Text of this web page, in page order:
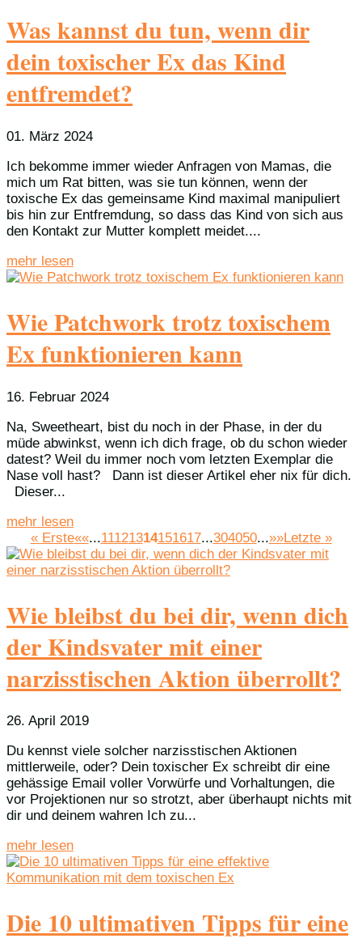
Was kannst du tun, wenn dir
dein toxischer Ex das Kind
entfremdet?
01. März 2024
Ich bekomme immer wieder Anfragen von Mamas, die
mich um Rat bitten, was sie tun können, wenn der
toxische Ex das gemeinsame Kind maximal manipuliert
bis hin zur Entfremdung, so dass das Kind von sich aus
den Kontakt zur Mutter komplett meidet....
mehr lesen
Wie Patchwork trotz toxischem
Ex funktionieren kann
16. Februar 2024
Na, Sweetheart, bist du noch in der Phase, in der du
müde abwinkst, wenn ich dich frage, ob du schon wieder
datest? Weil du immer noch vom letzten Exemplar die
Nase voll hast? Dann ist dieser Artikel eher nix für dich.
Dieser...
mehr lesen
« Erste««...11121314151617...304050...»»Letzte »
Wie bleibst du bei dir, wenn dich
der Kindsvater mit einer
narzisstischen Aktion überrollt?
26. April 2019
Du kennst viele solcher narzisstischen Aktionen
mittlerweile, oder? Dein toxischer Ex schreibt dir eine
gehässige Email voller Vorwürfe und Vorhaltungen, die
vor Projektionen nur so strotzt, aber überhaupt nichts mit
dir und deinem wahren Ich zu...
mehr lesen
Die 10 ultimativen Tipps für eine